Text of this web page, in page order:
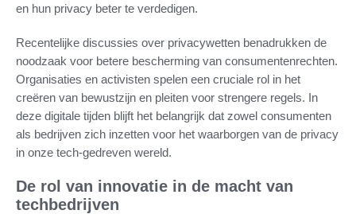
en hun privacy beter te verdedigen.
Recentelijke discussies over privacywetten benadrukken de
noodzaak voor betere bescherming van consumentenrechten.
Organisaties en activisten spelen een cruciale rol in het
creëren van bewustzijn en pleiten voor strengere regels. In
deze digitale tijden blijft het belangrijk dat zowel consumenten
als bedrijven zich inzetten voor het waarborgen van de privacy
in onze tech-gedreven wereld.
De rol van innovatie in de macht van
techbedrijven